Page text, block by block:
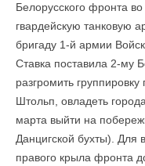
Белорусского фронта
гвардейскую танковую
бригаду 1-й армии
Ставка поставила 2-му
разгромить
Штольп, овладеть
марта выйти на
Данцигской бухты). Для
правого крыла фронта